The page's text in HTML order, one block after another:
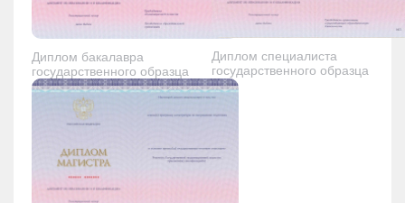
Диплом бакалавра
государственного образца
Диплом специалиста
государственного образца